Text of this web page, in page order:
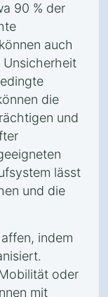
90 % der
auch
Unsicherheit
die
und
lässt
und die
indem
oder
mit